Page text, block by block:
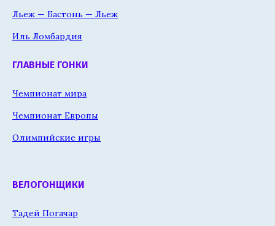
Льеж — Бастонь — Льеж
Иль Ломбардия
ГЛАВНЫЕ ГОНКИ
Чемпионат мира
Чемпионат Европы
Олимпийские игры
ВЕЛОГОНЩИКИ
Тадей Погачар